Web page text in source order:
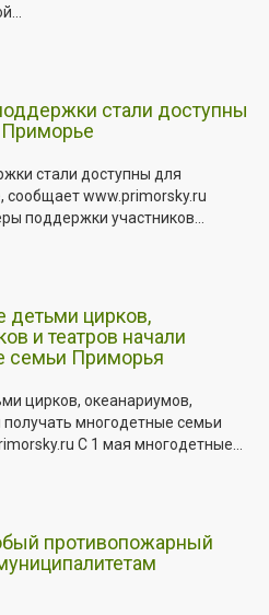
стали доступны
стали доступны для
сообщает www.primorsky.ru
поддержки участников...
детьми цирков,
и театров начали
семьи Приморья
цирков, океанариумов,
получать многодетные семьи
С 1 мая многодетные...
противопожарный